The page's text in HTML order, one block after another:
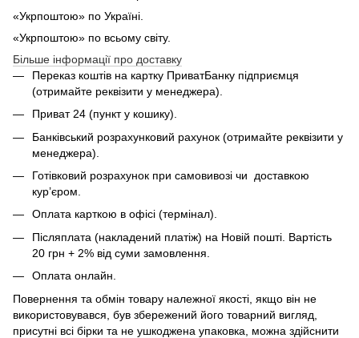
«Укрпоштою» по Україні.
«Укрпоштою» по всьому світу.
Більше інформації про доставку
Переказ коштів на картку ПриватБанку підприємця
(отримайте реквізити у менеджера).
Приват 24 (пункт у кошику).
Банківський розрахунковий рахунок (отримайте реквізити у
менеджера).
Готівковий розрахунок при самовивозі чи доставкою
кур’єром.
Оплата карткою в офісі (термінал).
Післяплата (накладений платіж) на Новій пошті. Вартість
20 грн + 2% від суми замовлення.
Оплата онлайн.
Повернення та обмін товару належної якості, якщо він не
використовувався, був збережений його товарний вигляд,
присутні всі бірки та не ушкоджена упаковка, можна здійснити